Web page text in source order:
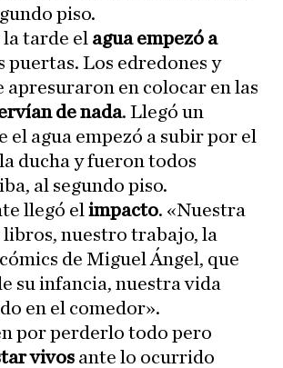
piso.
la tarde el agua empezó a
puertas. Los edredones y
apresuraron en colocar en las
de nada. Llegó un
el agua empezó a subir por el
ducha y fueron todos
al segundo piso.
llegó el impacto. «Nuestra
nuestro trabajo, la
de Miguel Ángel, que
su infancia, nuestra vida
en el comedor».
por perderlo todo pero
vivos ante lo ocurrido